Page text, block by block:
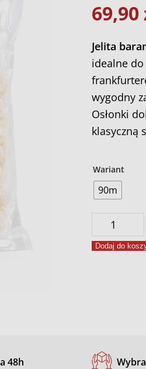
69,90
Jelita
idealne do
wygodny
Osłonki
klasyczną
Wariant
90m
ilość
Jelita
baranie
Dodaj do
48h